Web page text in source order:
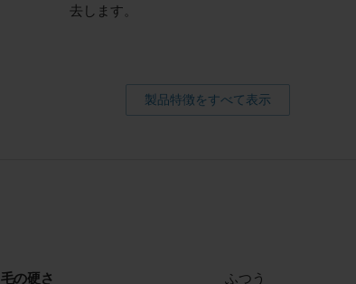
去します。
製品特徴をすべて表示
毛の硬さ ふつう